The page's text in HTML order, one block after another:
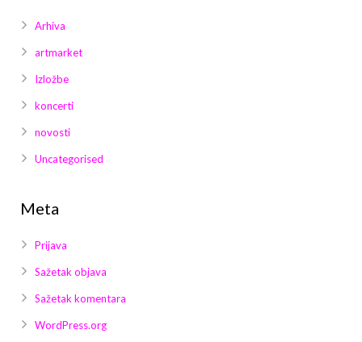
Arhiva
artmarket
Izložbe
koncerti
novosti
Uncategorised
Meta
Prijava
Sažetak objava
Sažetak komentara
WordPress.org